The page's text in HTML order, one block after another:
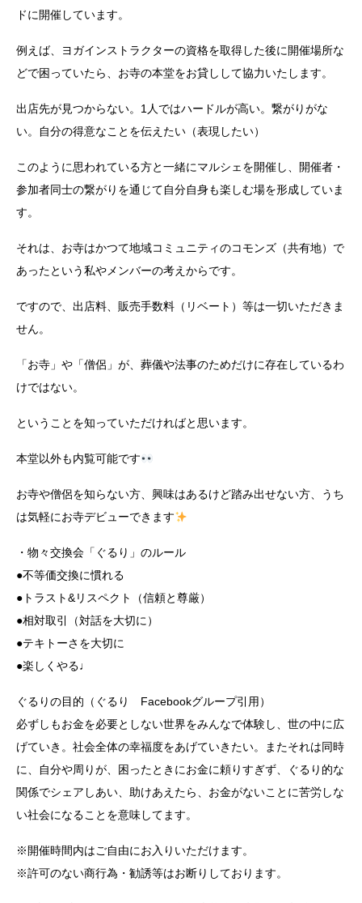
ドに開催しています。
例えば、ヨガインストラクターの資格を取得した後に開催場所な
どで困っていたら、お寺の本堂をお貸しして協力いたします。
出店先が見つからない。1人ではハードルが高い。繋がりがな
い。自分の得意なことを伝えたい（表現したい）
このように思われている方と一緒にマルシェを開催し、開催者・
参加者同士の繋がりを通じて自分自身も楽しむ場を形成していま
す。
それは、お寺はかつて地域コミュニティのコモンズ（共有地）で
あったという私やメンバーの考えからです。
ですので、出店料、販売手数料（リベート）等は一切いただきま
せん。
「お寺」や「僧侶」が、葬儀や法事のためだけに存在しているわ
けではない。
ということを知っていただければと思います。
本堂以外も内覧可能です
お寺や僧侶を知らない方、興味はあるけど踏み出せない方、うち
は気軽にお寺デビューできます
・物々交換会「ぐるり」のルール
●不等価交換に慣れる
●トラスト&リスペクト（信頼と尊厳）
●相対取引（対話を大切に）
●テキトーさを大切に
●楽しくやる♩
ぐるりの目的（ぐるり Facebookグループ引用）
必ずしもお金を必要としない世界をみんなで体験し、世の中に広
げていき。社会全体の幸福度をあげていきたい。またそれは同時
に、自分や周りが、困ったときにお金に頼りすぎず、ぐるり的な
関係でシェアしあい、助けあえたら、お金がないことに苦労しな
い社会になることを意味してます。
※開催時間内はご自由にお入りいただけます。
※許可のない商行為・勧誘等はお断りしております。